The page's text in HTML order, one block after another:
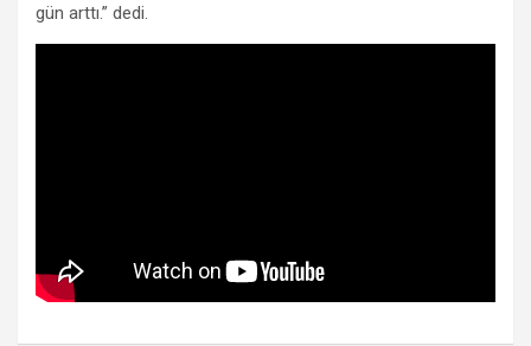
gün arttı.” dedi.